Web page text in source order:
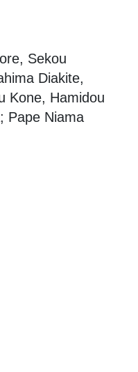
Sekou
Diakite,
Kone, Hamidou
Pape Niama